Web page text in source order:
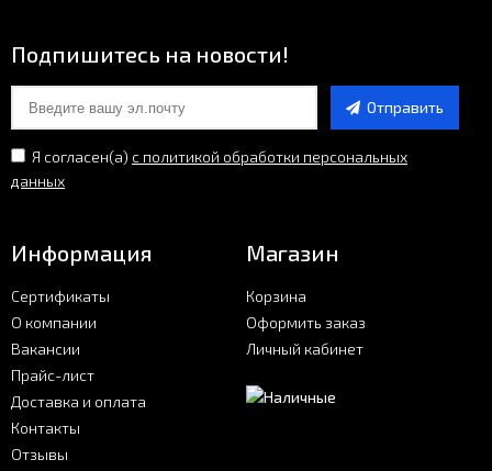
Подпишитесь на новости!
Отправить
Я согласен(a) с политикой обработки персональных
данных
Информация
Сертификаты
О компании
Вакансии
Прайс-лист
Доставка и оплата
Контакты
Отзывы
Магазин
Корзина
Оформить заказ
Личный кабинет